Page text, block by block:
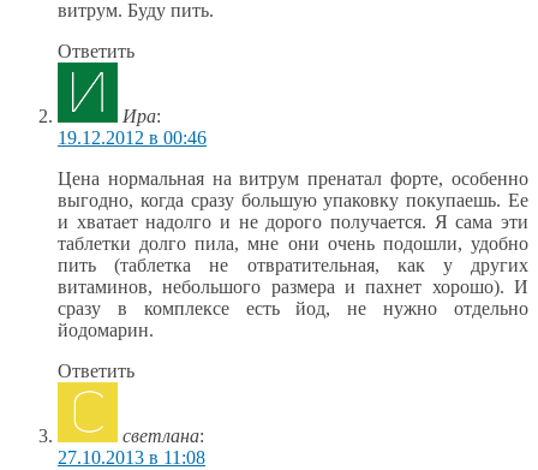
витрум. Буду пить.
Ответить
Ира:
19.12.2012 в 00:46
Цена нормальная на витрум пренатал форте, особенно
выгодно, когда сразу большую упаковку покупаешь. Ее
и хватает надолго и не дорого получается. Я сама эти
таблетки долго пила, мне они очень подошли, удобно
пить (таблетка не отвратительная, как у других
витаминов, небольшого размера и пахнет хорошо). И
сразу в комплексе есть йод, не нужно отдельно
йодомарин.
Ответить
светлана:
27.10.2013 в 11:08